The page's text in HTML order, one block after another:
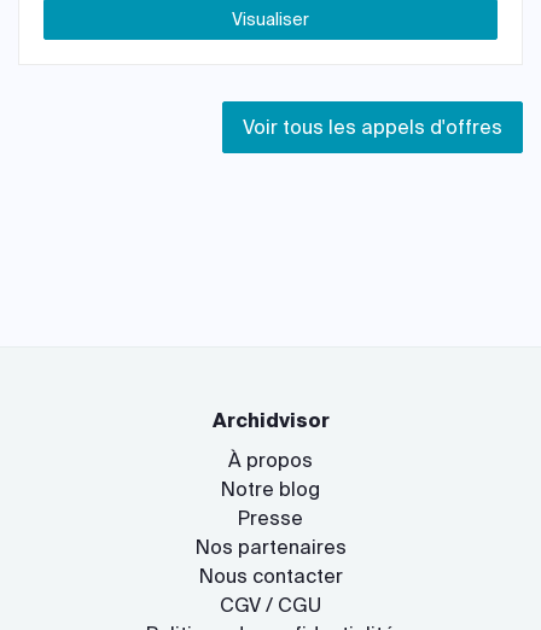
Visualiser
Voir tous les appels d'offres
Archidvisor
À propos
Notre blog
Presse
Nos partenaires
Nous contacter
CGV / CGU